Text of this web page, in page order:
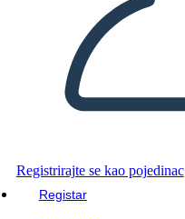
Registrirajte se kao pojedinac
Registar
ČITAJ MI